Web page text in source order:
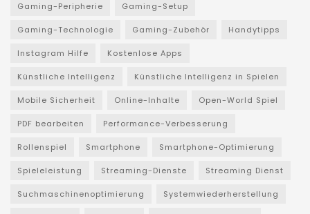
Gaming-Peripherie Gaming-Setup
Gaming-Technologie Gaming-Zubehör Handytipps
Instagram Hilfe Kostenlose Apps
Künstliche Intelligenz Künstliche Intelligenz in Spielen
Mobile Sicherheit Online-Inhalte Open-World Spiel
PDF bearbeiten Performance-Verbesserung
Rollenspiel Smartphone Smartphone-Optimierung
Spieleleistung Streaming-Dienste Streaming Dienst
Suchmaschinenoptimierung Systemwiederherstellung